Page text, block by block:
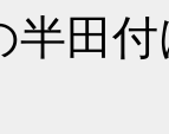
半田